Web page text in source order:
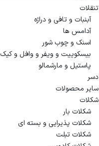
تنقلات
آبنبات و تافی و دراژه
آدامس ها
اسنک و چوب شور
بیسکوییت و ویفر و وافل و کیک
پاستیل و مارشمالو
دسر
سایر محصولات
شکلات
شکلات بار
شکلات پذیرایی و بسته ای
شکلات تبلت